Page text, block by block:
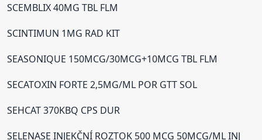
SCEMBLIX 40MG TBL FLM
SCINTIMUN 1MG RAD KIT
SEASONIQUE 150MCG/30MCG+10MCG TBL FLM
SECATOXIN FORTE 2,5MG/ML POR GTT SOL
SEHCAT 370KBQ CPS DUR
SELENASE INJEKČNÍ ROZTOK 500 MCG 50MCG/ML INJ